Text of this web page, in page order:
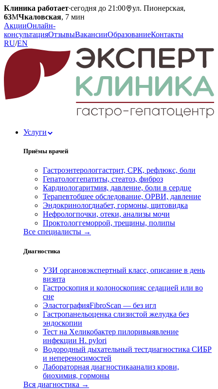
Клиника работает·сегодня до 21:00
ул. Пионерская,
63МЧкаловская, 7 мин
АкцииОнлайн-
консультацияОтзывыВакансииОбразованиеКонтакты
RU/EN
Услуги
Приёмы врачей
Гастроэнтерологгастрит, СРК, рефлюкс, боли
Гепатологгепатиты, стеатоз, фиброз
Кардиологаритмия, давление, боли в сердце
Терапевтобщее обследование, ОРВИ, давление
Эндокринологдиабет, гормоны, щитовидка
Нефрологпочки, отеки, анализы мочи
Проктологгеморрой, трещины, полипы
Все специалисты →
Диагностика
УЗИ органовэкспертный класс, описание в день
визита
Гастроскопия и колоноскопияс седацией или во
сне
ЭластографияFibroScan — без игл
Гастропанельоценка слизистой желудка без
эндоскопии
Тест на Хеликобактер пилоривыявление
инфекции H. pylori
Водородный дыхательный тестдиагностика СИБР
и непереносимостей
Лабораторная диагностикаанализ крови,
биохимия, гормоны
Вся диагностика →